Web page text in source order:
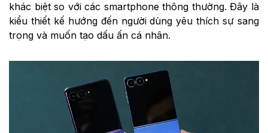
khác biệt so với các smartphone thông thường. Đây là
kiểu thiết kế hướng đến người dùng yêu thích sự sang
trọng và muốn tạo dấu ấn cá nhân.